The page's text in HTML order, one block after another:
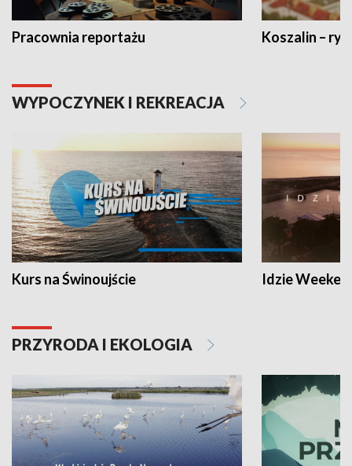
Pracownia reportażu Koszalin –
WYPOCZYNEK I REKREACJA
Kurs na Świnoujście Idzie
PRZYRODA I EKOLOGIA